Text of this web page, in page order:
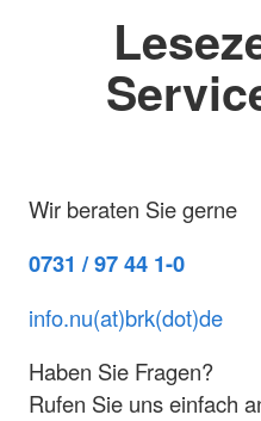
Wir beraten Sie gerne
0731 / 97 44 1-0
info.nu(at)brk(dot)de
Haben Sie Fragen?
Rufen Sie uns einfach